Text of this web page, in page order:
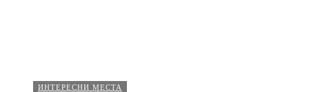
ИНТЕРЕСНИ МЕСТА